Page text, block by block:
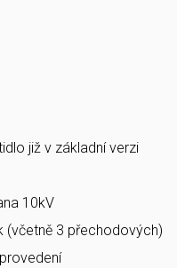
již v základní verzi
10kV
(včetně 3 přechodových)